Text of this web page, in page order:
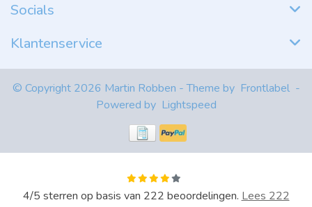
Socials
Klantenservice
© Copyright 2026 Martin Robben - Theme by Frontlabel -
Powered by Lightspeed
4/5 sterren op basis van 222 beoordelingen. Lees 222